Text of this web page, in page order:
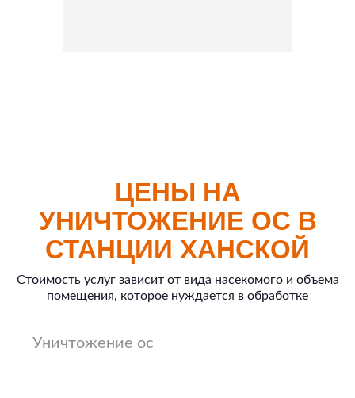
ЦЕНЫ НА
УНИЧТОЖЕНИЕ ОС В
СТАНЦИИ ХАНСКОЙ
Стоимость услуг зависит от вида насекомого и объема
помещения, которое нуждается в обработке
Уничтожение ос